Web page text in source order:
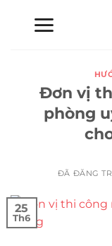
Đơn vị
phòng
ĐÃ ĐĂNG
25
Th6